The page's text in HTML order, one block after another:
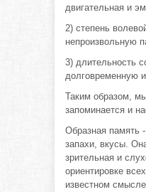
двигательная и
2) степень
непроизвольную
3) длительность
долговременную
Таким образом,
запоминается и
Образная память
запахи, вкусы.
зрительная и
ориентировке
известном